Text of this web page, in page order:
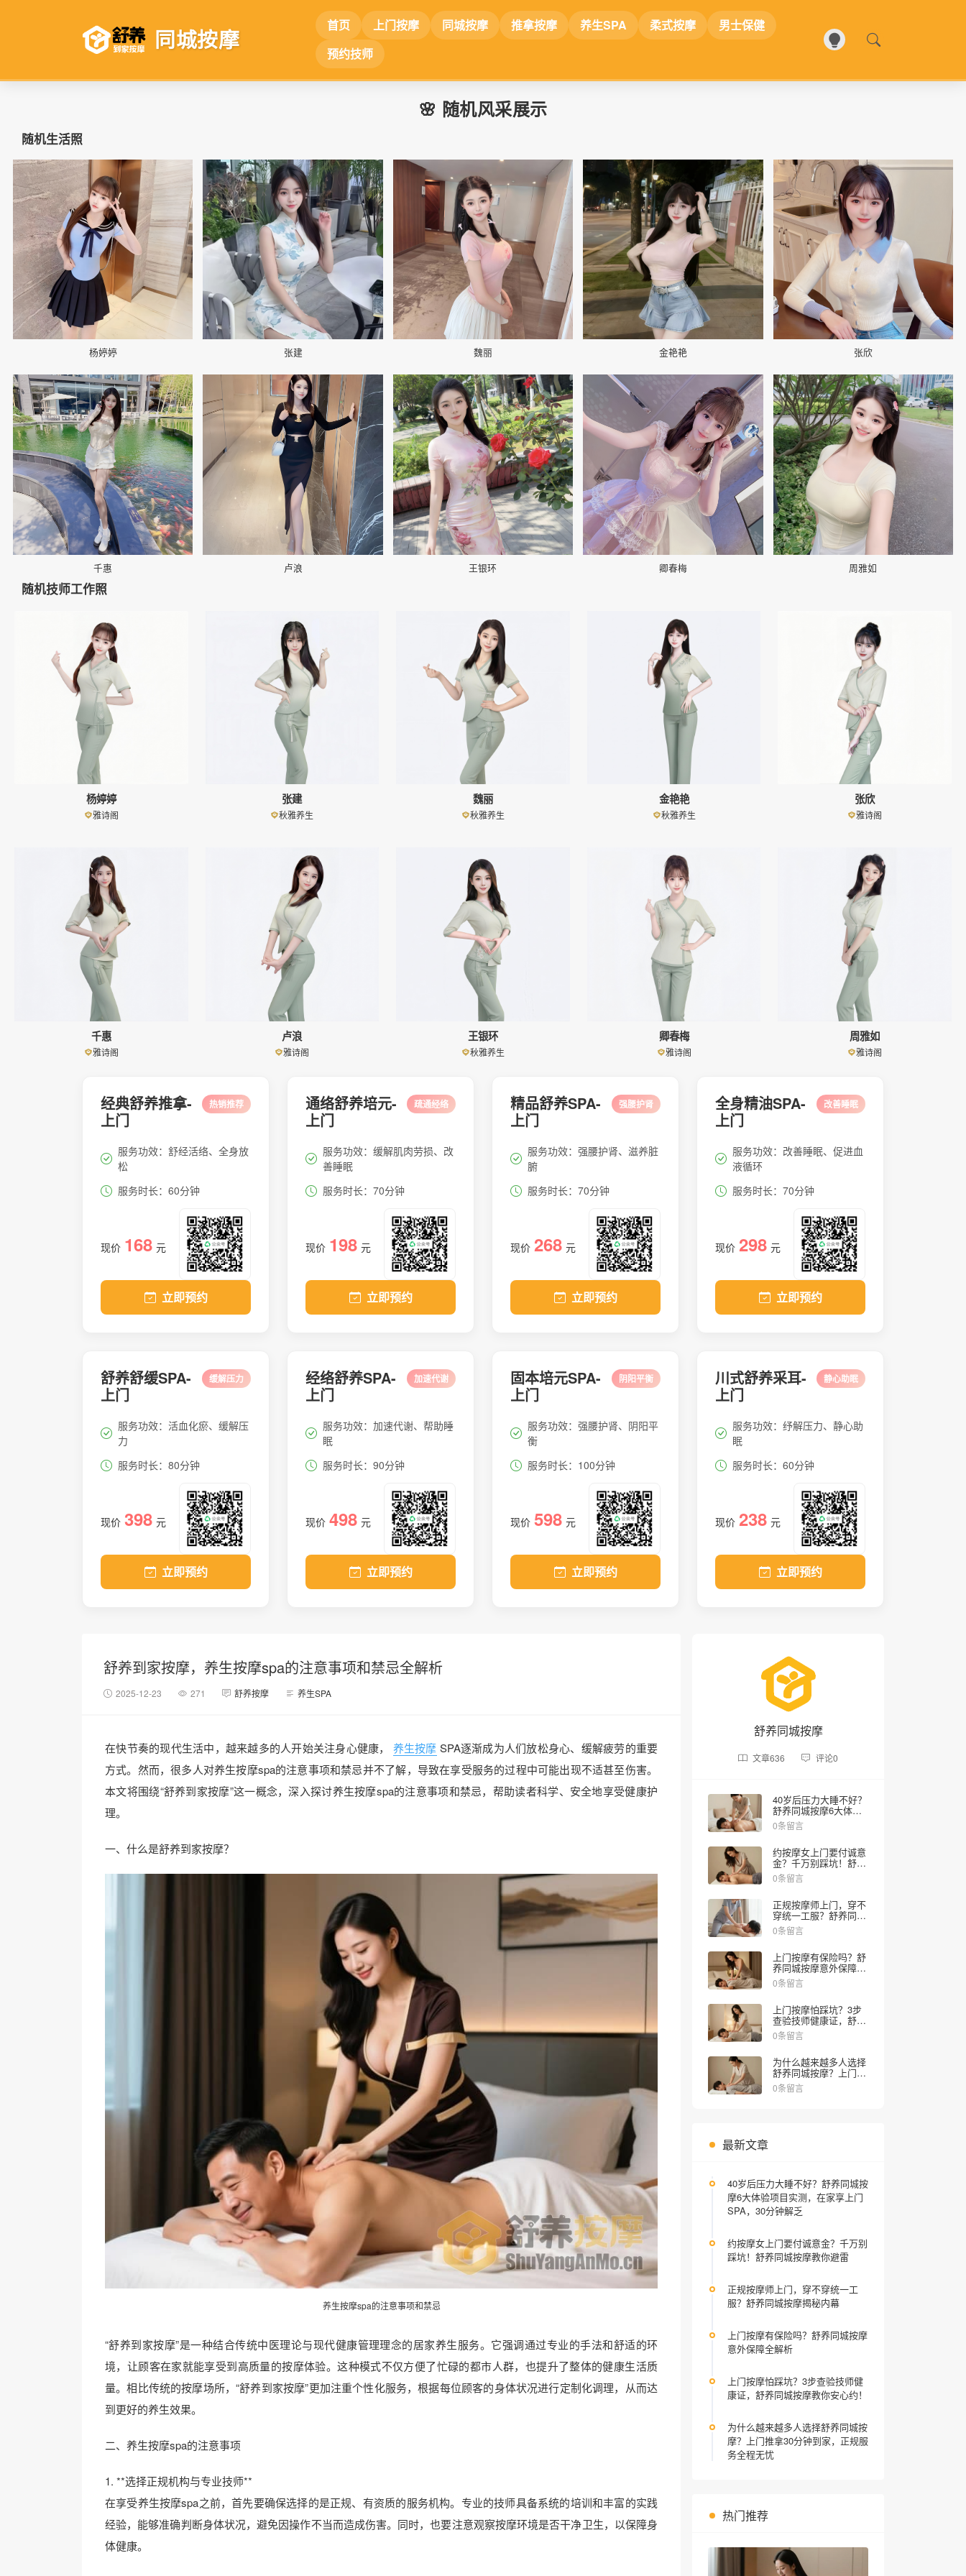
同城按摩 首页 上门按摩 同城按摩 推拿按摩 养生SPA 柔式按摩
男士保健
预约技师
🌸 随机风采展示
随机生活照
📷
杨婷婷
📷
张建
📷
魏丽
📷
金艳艳
📷
张欣
📷
千惠
📷
卢浪
📷
王银环 卿春梅
📷
周雅如
随机技师工作照
杨婷婷
雅诗阁
张建
秋雅养生
魏丽
秋雅养生
金艳艳
秋雅养生
张欣
雅诗阁
千惠
雅诗阁
卢浪
雅诗阁
王银环
秋雅养生
卿春梅
雅诗阁
周雅如
雅诗阁
经典舒养推拿-
上门
热销推荐
服务功效：舒经活络、全身放
松
服务时长：60分钟
现价 168 元
立即预约
通络舒养培元-
上门
疏通经络
服务功效：缓解肌肉劳损、改
善睡眠
服务时长：70分钟
现价 198 元
立即预约
精品舒养SPA-
上门
强腰护肾
服务功效：强腰护肾、滋养脏
腑
服务时长：70分钟
现价 268 元
立即预约
全身精油SPA-
上门
改善睡眠
服务功效：改善睡眠、促进血
液循环
服务时长：70分钟
现价 298 元
立即预约
舒养舒缓SPA-
上门
缓解压力
服务功效：活血化瘀、缓解压
力
服务时长：80分钟
现价 398 元
立即预约
经络舒养SPA-
上门
加速代谢
服务功效：加速代谢、帮助睡
眠
服务时长：90分钟
现价 498 元
立即预约
固本培元SPA-
上门
阴阳平衡
服务功效：强腰护肾、阴阳平
衡
服务时长：100分钟
现价 598 元
立即预约
川式舒养采耳-
上门
静心助眠
服务功效：纾解压力、静心助
眠
服务时长：60分钟
现价 238 元
立即预约
舒养到家按摩，养生按摩spa的注意事项和禁忌全解析
2025-12-23 271 舒养按摩 养生SPA
在快节奏的现代生活中，越来越多的人开始关注身心健康， 养生按摩 SPA逐渐成为人们放松身心、缓解疲劳的重要
方式。然而，很多人对养生按摩spa的注意事项和禁忌并不了解，导致在享受服务的过程中可能出现不适甚至伤害。
本文将围绕“舒养到家按摩”这一概念，深入探讨养生按摩spa的注意事项和禁忌，帮助读者科学、安全地享受健康护
理。
一、什么是舒养到家按摩？
养生按摩spa的注意事项和禁忌
“舒养到家按摩”是一种结合传统中医理论与现代健康管理理念的居家养生服务。它强调通过专业的手法和舒适的环
境，让顾客在家就能享受到高质量的按摩体验。这种模式不仅方便了忙碌的都市人群，也提升了整体的健康生活质
量。相比传统的按摩场所，“舒养到家按摩”更加注重个性化服务，根据每位顾客的身体状况进行定制化调理，从而达
到更好的养生效果。
二、养生按摩spa的注意事项
1. **选择正规机构与专业技师**
在享受养生按摩spa之前，首先要确保选择的是正规、有资质的服务机构。专业的技师具备系统的培训和丰富的实践
经验，能够准确判断身体状况，避免因操作不当而造成伤害。同时，也要注意观察按摩环境是否干净卫生，以保障身
体健康。
舒养同城按摩
文章636 评论0
40岁后压力大睡不好？
舒养同城按摩6大体验
项目实测，在家享上门
SPA，30分钟解乏
0条留言
约按摩女上门要付诚意
金？千万别踩坑！舒养
同城按摩教你避雷
0条留言
正规按摩师上门，穿不
穿统一工服？舒养同城
按摩揭秘内幕
0条留言
上门按摩有保险吗？舒
养同城按摩意外保障全
解析
0条留言
上门按摩怕踩坑？3步
查验技师健康证，舒养
同城按摩教你安心约！
0条留言
为什么越来越多人选择
舒养同城按摩？上门推
拿30分钟到家，正规服
务全程无忧
0条留言
最新文章
40岁后压力大睡不好？舒养同城按
摩6大体验项目实测，在家享上门
SPA，30分钟解乏
约按摩女上门要付诚意金？千万别
踩坑！舒养同城按摩教你避雷
正规按摩师上门，穿不穿统一工
服？舒养同城按摩揭秘内幕
上门按摩有保险吗？舒养同城按摩
意外保障全解析
上门按摩怕踩坑？3步查验技师健
康证，舒养同城按摩教你安心约！
为什么越来越多人选择舒养同城按
摩？上门推拿30分钟到家，正规服
务全程无忧
热门推荐